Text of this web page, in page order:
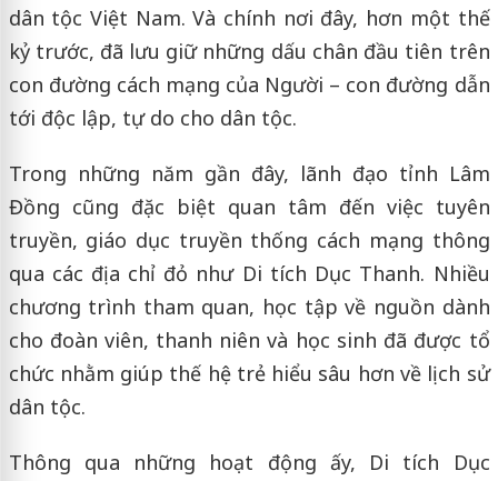
dân tộc Việt Nam. Và chính nơi đây, hơn một thế
kỷ trước, đã lưu giữ những dấu chân đầu tiên trên
con đường cách mạng của Người – con đường dẫn
tới độc lập, tự do cho dân tộc.
Trong những năm gần đây, lãnh đạo tỉnh Lâm
Đồng cũng đặc biệt quan tâm đến việc tuyên
truyền, giáo dục truyền thống cách mạng thông
qua các địa chỉ đỏ như Di tích Dục Thanh. Nhiều
chương trình tham quan, học tập về nguồn dành
cho đoàn viên, thanh niên và học sinh đã được tổ
chức nhằm giúp thế hệ trẻ hiểu sâu hơn về lịch sử
dân tộc.
Thông qua những hoạt động ấy, Di tích Dục